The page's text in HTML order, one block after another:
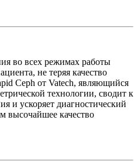
во всех режимах работы
не теряя качество
Ceph от Vatech, являющийся
технологии, сводит к
и ускоряет диагностический
высочайшее качество